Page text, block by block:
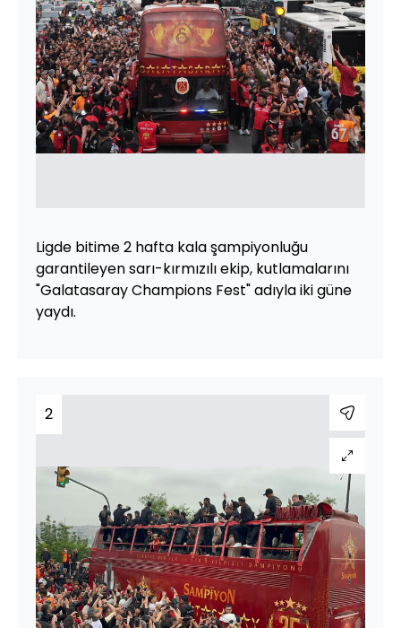
Ligde bitime 2 hafta kala şampiyonluğu
garantileyen sarı-kırmızılı ekip, kutlamalarını
"Galatasaray Champions Fest" adıyla iki güne
yaydı.
2